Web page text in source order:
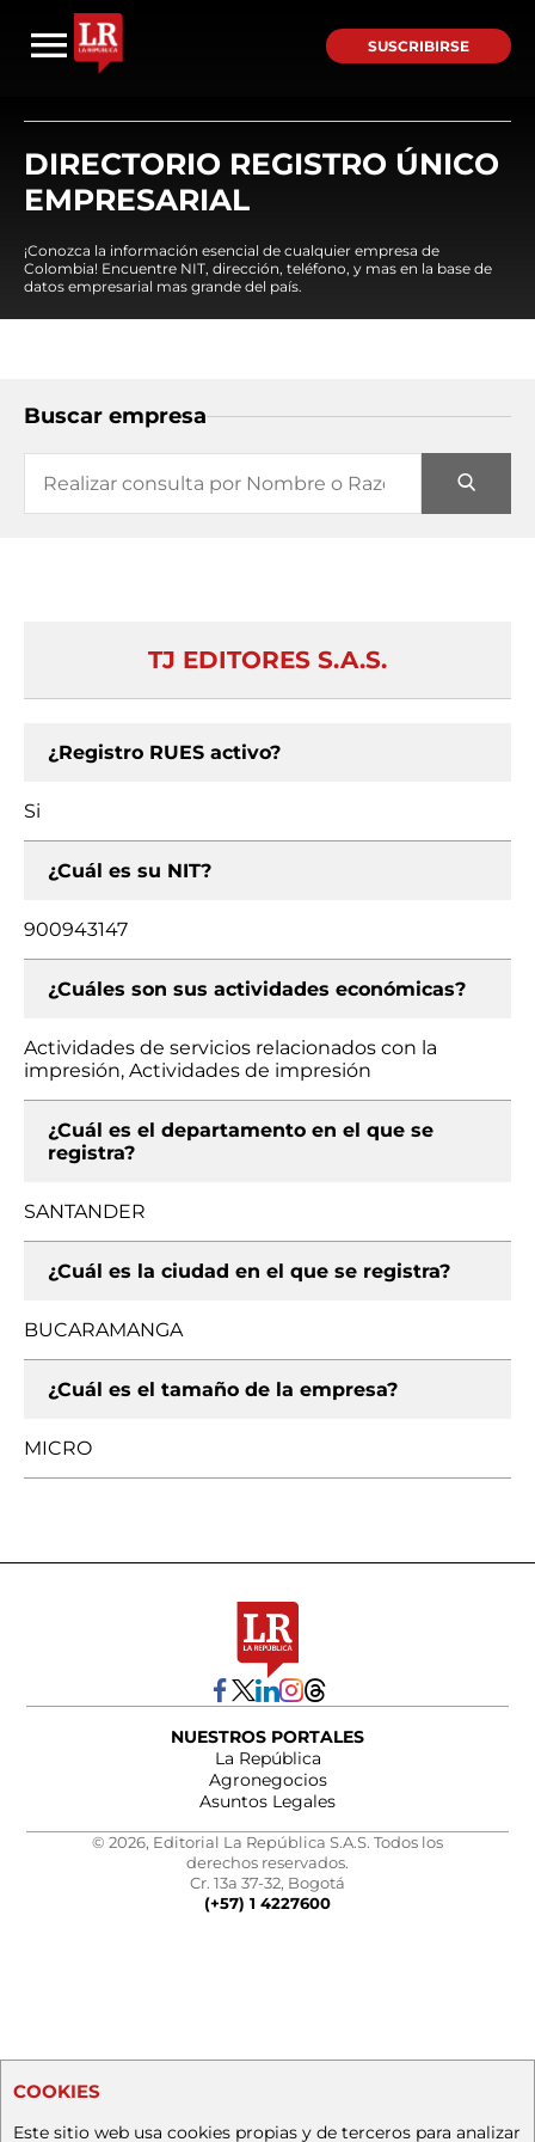
SUSCRIBIRSE
DIRECTORIO REGISTRO ÚNICO
EMPRESARIAL
¡Conozca la información esencial de cualquier empresa de
Colombia! Encuentre NIT, dirección, teléfono, y mas en la base de
datos empresarial mas grande del país.
Buscar empresa
TJ EDITORES S.A.S.
¿Registro RUES activo?
Si
¿Cuál es su NIT?
900943147
¿Cuáles son sus actividades económicas?
Actividades de servicios relacionados con la
impresión, Actividades de impresión
¿Cuál es el departamento en el que se
registra?
SANTANDER
¿Cuál es la ciudad en el que se registra?
BUCARAMANGA
¿Cuál es el tamaño de la empresa?
MICRO
NUESTROS PORTALES
La República
Agronegocios
Asuntos Legales
© 2026, Editorial La República S.A.S. Todos los
derechos reservados.
Cr. 13a 37-32, Bogotá
(+57) 1 4227600
COOKIES
Este sitio web usa cookies propias y de terceros para analizar